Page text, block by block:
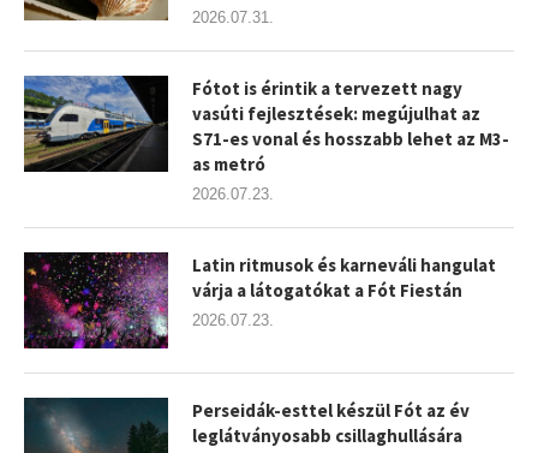
2026.07.31.
Fótot is érintik a tervezett nagy
vasúti fejlesztések: megújulhat az
S71-es vonal és hosszabb lehet az M3-
as metró
2026.07.23.
Latin ritmusok és karneváli hangulat
várja a látogatókat a Fót Fiestán
2026.07.23.
Perseidák-esttel készül Fót az év
leglátványosabb csillaghullására